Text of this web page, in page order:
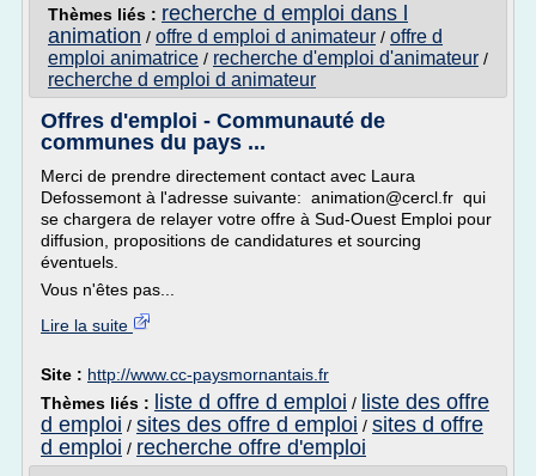
Thèmes liés : recherche d emploi dans l
animation / offre d emploi d animateur / offre d
emploi animatrice / recherche d'emploi d'animateur /
recherche d emploi d animateur
Offres d'emploi - Communauté de
communes du pays ...
Merci de prendre directement contact avec Laura
Defossemont à l'adresse suivante: animation@cercl.fr qui
se chargera de relayer votre offre à Sud-Ouest Emploi pour
diffusion, propositions de candidatures et sourcing
éventuels.
Vous n'êtes pas...
Lire la suite
Site : http://www.cc-paysmornantais.fr
Thèmes liés :
liste d offre d emploi / liste des offre
d emploi / sites des offre d emploi / sites d offre
d emploi / recherche offre d'emploi